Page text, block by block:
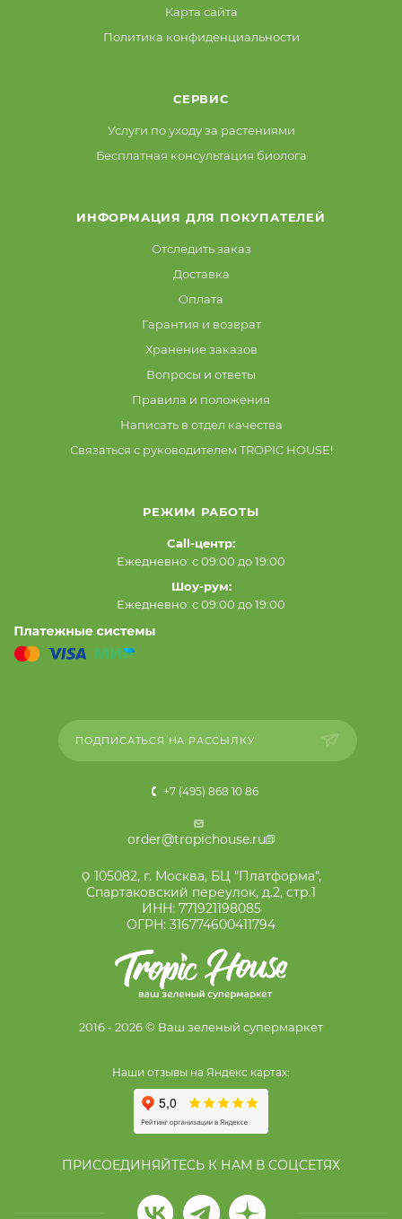
Карта сайта
Политика конфиденциальности
СЕРВИС
Услуги по уходу за растениями
Бесплатная консультация биолога
ИНФОРМАЦИЯ ДЛЯ ПОКУПАТЕЛЕЙ
Отследить заказ
Доставка
Оплата
Гарантия и возврат
Хранение заказов
Вопросы и ответы
Правила и положения
Написать в отдел качества
Связаться с руководителем TROPIC HOUSE!
РЕЖИМ РАБОТЫ
Call-центр:
Ежедневно: с 09:00 до 19:00
Шоу-рум:
Ежедневно: с 09:00 до 19:00
ПОДПИСАТЬСЯ НА РАССЫЛКУ
+7 (495) 868 10 86
order@tropichouse.ru
105082, г. Москва, БЦ "Платформа",
Спартаковский переулок, д.2, стр.1
ИНН: 771921198085
ОГРН: 316774600411794
2016 - 2026 © Ваш зеленый супермаркет
Наши отзывы на Яндекс картах:
ПРИСОЕДИНЯЙТЕСЬ К НАМ В СОЦСЕТЯХ